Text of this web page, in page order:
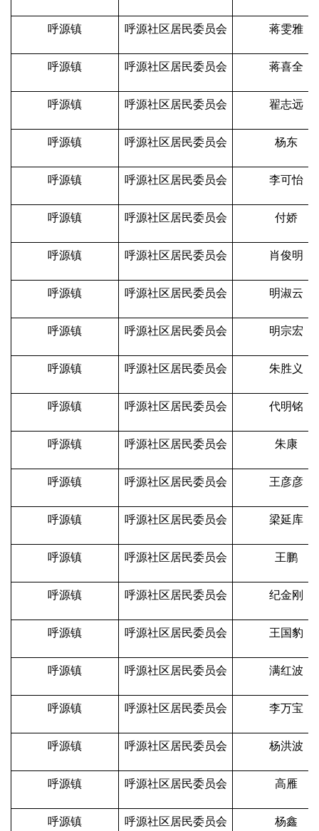
呼源镇 呼源社区居民委员会 蒋雯雅
呼源镇 呼源社区居民委员会 蒋喜全
呼源镇 呼源社区居民委员会 翟志远
呼源镇 呼源社区居民委员会 杨东
呼源镇 呼源社区居民委员会 李可怡
呼源镇 呼源社区居民委员会 付娇
呼源镇 呼源社区居民委员会 肖俊明
呼源镇 呼源社区居民委员会 明淑云
呼源镇 呼源社区居民委员会 明宗宏
呼源镇 呼源社区居民委员会 朱胜义
呼源镇 呼源社区居民委员会 代明铭
呼源镇 呼源社区居民委员会 朱康
呼源镇 呼源社区居民委员会 王彦彦
呼源镇 呼源社区居民委员会 梁延库
呼源镇 呼源社区居民委员会 王鹏
呼源镇 呼源社区居民委员会 纪金刚
呼源镇 呼源社区居民委员会 王国豹
呼源镇 呼源社区居民委员会 满红波
呼源镇 呼源社区居民委员会 李万宝
呼源镇 呼源社区居民委员会 杨洪波
呼源镇 呼源社区居民委员会 高雁
呼源镇 呼源社区居民委员会 杨鑫